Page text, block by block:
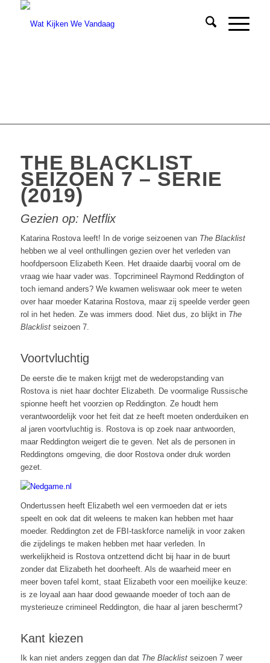
THE BLACKLIST
SEIZOEN 7 – SERIE
(2019)
Gezien op: Netflix
Katarina Rostova leeft! In de vorige seizoenen van The Blacklist
hebben we al veel onthullingen gezien over het verleden van
hoofdpersoon Elizabeth Keen. Het draaide daarbij vooral om de
vraag wie haar vader was. Topcrimineel Raymond Reddington of
toch iemand anders? We kwamen weliswaar ook meer te weten
over haar moeder Katarina Rostova, maar zij speelde verder geen
rol in het heden. Ze was immers dood. Niet dus, zo blijkt in The
Blacklistseizoen 7.
Voortvluchtig
De eerste die te maken krijgt met de wederopstanding van
Rostova is niet haar dochter Elizabeth. De voormalige Russische
spionne heeft het voorzien op Reddington. Ze houdt hem
verantwoordelijk voor het feit dat ze heeft moeten onderduiken en
al jaren voortvluchtig is. Rostova is op zoek naar antwoorden,
maar Reddington weigert die te geven. Net als de personen in
Reddingtons omgeving, die door Rostova onder druk worden
gezet.
Ondertussen heeft Elizabeth wel een vermoeden dat er iets
speelt en ook dat dit weleens te maken kan hebben met haar
moeder. Reddington zet de FBI-taskforce namelijk in voor zaken
die zijdelings te maken hebben met haar verleden. In
werkelijkheid is Rostova ontzettend dicht bij haar in de buurt
zonder dat Elizabeth het doorheeft. Als de waarheid meer en
meer boven tafel komt, staat Elizabeth voor een moeilijke keuze:
is ze loyaal aan haar dood gewaande moeder of toch aan de
mysterieuze crimineel Reddington, die haar al jaren beschermt?
Kant kiezen
Ik kan niet anders zeggen dan dat The Blacklistseizoen 7 weer